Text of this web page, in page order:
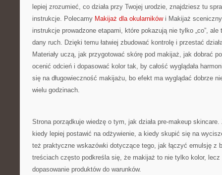
lepiej zrozumieć, co działa przy Twojej urodzie, znajdziesz tu
instrukcje. Polecamy Makijaż dla okularnikówi Makijaż
instrukcje prowadzone etapami, które pokazują nie tylko „co”, ale
dany ruch. Dzięki temu łatwiej zbudować kontrolę i przestać
Materiały uczą, jak przygotować skórę pod makijaż, jak dobrać
ocenić odcień i dopasować kolor tak, by całość wyglądała
się na długowieczność makijażu, bo efekt ma wyglądać dobrze
wielu godzinach.
Strona porządkuje wiedzę o tym, jak działa pre-makeup
kiedy lepiej postawić na odżywienie, a kiedy skupić się na
też praktyczne wskazówki dotyczące tego, jak łączyć emulsję z
treściach często podkreśla się, że makijaż to nie tylko kolor,
dopasowanie produktów do warunków.